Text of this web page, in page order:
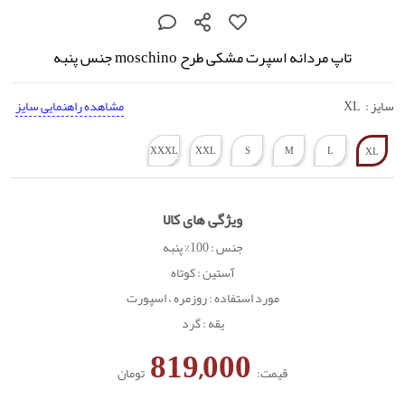
تاپ مردانه اسپرت مشکی طرح moschino جنس پنبه
سایز : XL مشاهده راهنمایی سایز
XL
L
M
S
XXL
XXXL
ویژگی های کالا
جنس : 100% پنبه
آستین : کوتاه
مورد استفاده : روزمره ، اسپورت
یقه : گرد
قیمت:
تومان